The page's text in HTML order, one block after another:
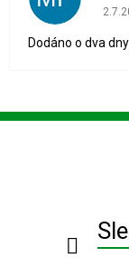
Dodáno o dva
Z